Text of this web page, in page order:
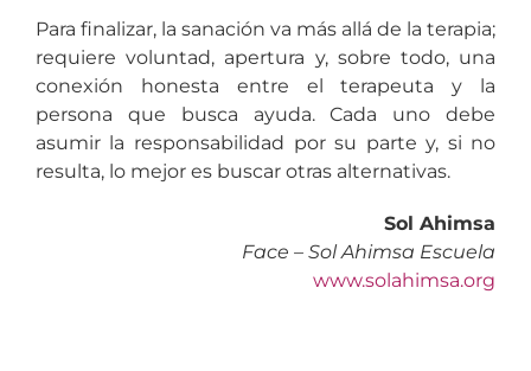
Para finalizar, la sanación va más allá de la terapia;
requiere voluntad, apertura y, sobre todo, una
conexión honesta entre el terapeuta y la
persona que busca ayuda. Cada uno debe
asumir la responsabilidad por su parte y, si no
resulta, lo mejor es buscar otras alternativas.
Sol Ahimsa
Face – Sol Ahimsa Escuela
www.solahimsa.org